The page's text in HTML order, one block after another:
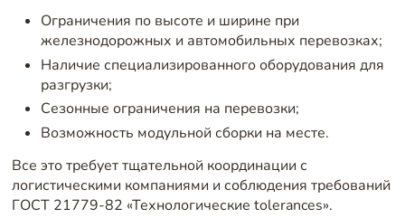
Ограничения по высоте и ширине при
железнодорожных и автомобильных перевозках;
Наличие специализированного оборудования для
разгрузки;
Сезонные ограничения на перевозки;
Возможность модульной сборки на месте.
Все это требует тщательной координации с
логистическими компаниями и соблюдения требований
ГОСТ 21779-82 «Технологические tolerances».